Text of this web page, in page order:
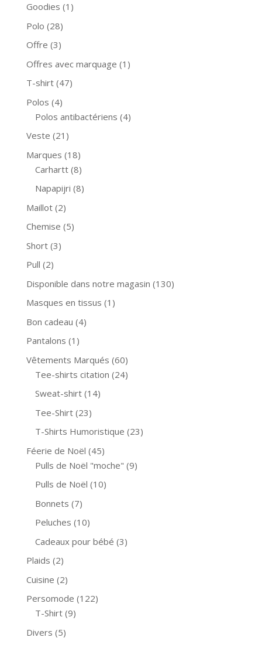
Goodies (1)
Polo (28)
Offre (3)
Offres avec marquage (1)
T-shirt (47)
Polos (4)
Polos antibactériens (4)
Veste (21)
Marques (18)
Carhartt (8)
Napapijri (8)
Maillot (2)
Chemise (5)
Short (3)
Pull (2)
Disponible dans notre magasin (130)
Masques en tissus (1)
Bon cadeau (4)
Pantalons (1)
Vêtements Marqués (60)
Tee-shirts citation (24)
Sweat-shirt (14)
Tee-Shirt (23)
T-Shirts Humoristique (23)
Féerie de Noël (45)
Pulls de Noël "moche" (9)
Pulls de Noël (10)
Bonnets (7)
Peluches (10)
Cadeaux pour bébé (3)
Plaids (2)
Cuisine (2)
Persomode (122)
T-Shirt (9)
Divers (5)